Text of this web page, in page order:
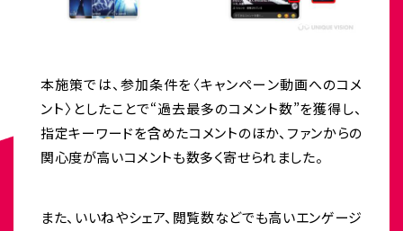
本施策では、参加条件を〈キャンペーン動画へのコメ
ント〉としたことで“過去最多のコメント数”を獲得し、
指定キーワードを含めたコメントのほか、ファンからの
関心度が高いコメントも数多く寄せられました。
また、いいねやシェア、閲覧数などでも高いエンゲージ